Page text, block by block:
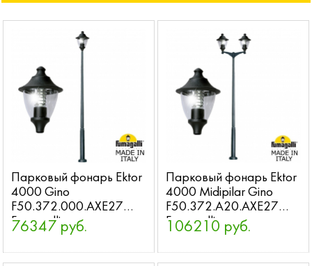
Парковый фонарь Ektor
4000 Gino
F50.372.000.AXE27
Fumagalli
76347 руб.
Парковый фонарь Ektor
4000 Midipilar Gino
F50.372.A20.AXE27
Fumagalli
106210 руб.